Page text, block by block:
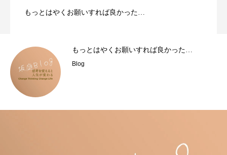
もっとはやくお願いすれば良かった…
もっとはやくお願いすれば良かった…
Blog